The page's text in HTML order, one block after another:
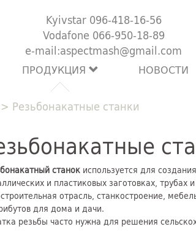
Kyivstar 096-418-16-56
Vodafone 066-950-18-89
e-mail:aspectmash@gmail.com
ПРОДУКЦИЯ НОВОСТИ
> Резьбонакатные станки
станок используется для
и пластиковых заготовках,
отрасль, станкостроение,
для дома и дачи.
резьбы часто нужна для решения